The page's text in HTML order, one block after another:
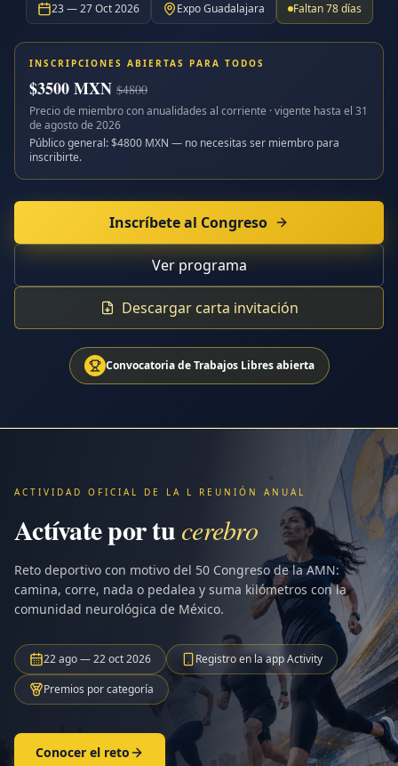
23 — 27 Oct 2026 Expo Guadalajara Faltan78días
INSCRIPCIONES ABIERTAS PARA TODOS
$3500MXN $4800
Precio de miembro con anualidades al corriente · vigente hasta el 31
de agosto de 2026
Público general: $4800 MXN — no necesitas ser miembro para
inscribirte.
Inscríbete al Congreso
Ver programa
Descargar carta invitación
Convocatoria de Trabajos Libres abierta
ACTIVIDAD OFICIAL DE LA L REUNIÓN ANUAL
Actívate por tu cerebro
Reto deportivo con motivo del 50 Congreso de la AMN:
camina, corre, nada o pedalea y suma kilómetros con la
comunidad neurológica de México.
22 ago — 22 oct 2026
Registro en la app Activity
Premios por categoría
Conocer el reto